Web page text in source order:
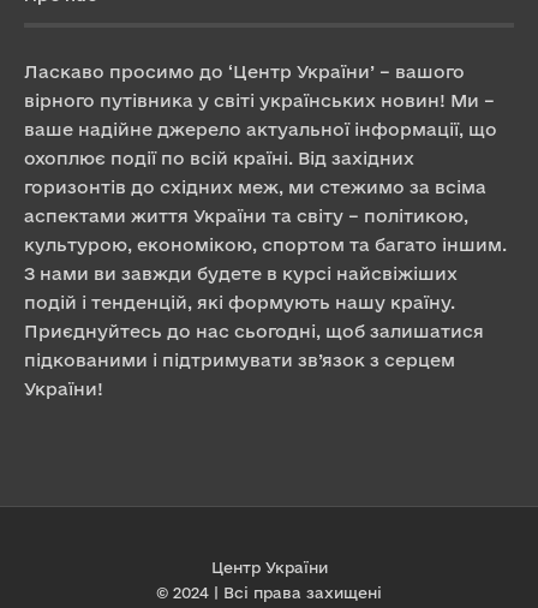
Ласкаво просимо до ‘Центр України’ – вашого
вірного путівника у світі українських новин! Ми –
ваше надійне джерело актуальної інформації, що
охоплює події по всій країні. Від західних
горизонтів до східних меж, ми стежимо за всіма
аспектами життя України та світу – політикою,
культурою, економікою, спортом та багато іншим.
З нами ви завжди будете в курсі найсвіжіших
подій і тенденцій, які формують нашу країну.
Приєднуйтесь до нас сьогодні, щоб залишатися
підкованими і підтримувати зв’язок з серцем
України!
Центр України
© 2024 | Всі права захищені